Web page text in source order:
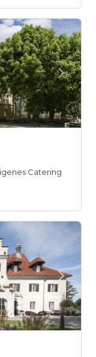
Catering